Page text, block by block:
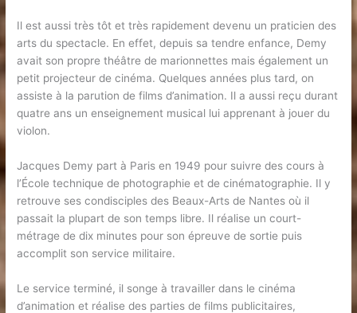
Il est aussi très tôt et très rapidement devenu un praticien des
arts du spectacle. En effet, depuis sa tendre enfance, Demy
avait son propre théâtre de marionnettes mais également un
petit projecteur de cinéma. Quelques années plus tard, on
assiste à la parution de films d’animation. Il a aussi reçu durant
quatre ans un enseignement musical lui apprenant à jouer du
violon.
Jacques Demy part à Paris en 1949 pour suivre des cours à
l’École technique de photographie et de cinématographie. Il y
retrouve ses condisciples des Beaux-Arts de Nantes où il
passait la plupart de son temps libre. Il réalise un court-
métrage de dix minutes pour son épreuve de sortie puis
accomplit son service militaire.
Le service terminé, il songe à travailler dans le cinéma
d’animation et réalise des parties de films publicitaires,